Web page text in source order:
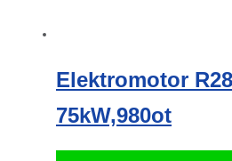
Elektromotor
75kW,980ot